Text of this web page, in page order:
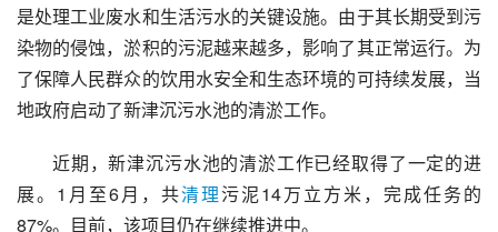
是处理工业废水和生活污水的关键设施。由于其长期受到污
染物的侵蚀，淤积的污泥越来越多，影响了其正常运行。为
了保障人民群众的饮用水安全和生态环境的可持续发展，当
地政府启动了新津沉污水池的清淤工作。
近期，新津沉污水池的清淤工作已经取得了一定的进
展。1月至6月，共清理污泥14万立方米，完成任务的
87%。目前，该项目仍在继续推进中。